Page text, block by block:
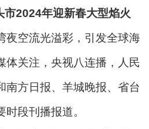
市2024年迎新春大型焰火
夜空流光溢彩，引发全球海
体关注，央视八连播，人民
南方日报、羊城晚报、省台
段刊播报道。